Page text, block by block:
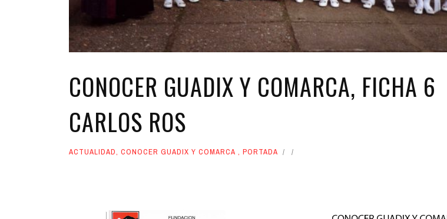
CONOCER GUADIX Y COMARCA, FICHA 6
CARLOS ROS
ACTUALIDAD, CONOCER GUADIX Y COMARCA , PORTADA